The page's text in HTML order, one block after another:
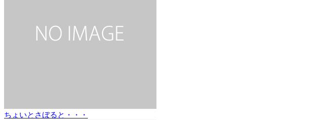
ちょいとさぼると・・・